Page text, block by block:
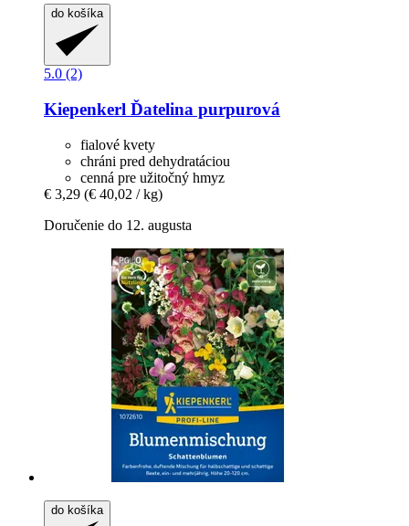
do košíka
5.0 (2)
Kiepenkerl Ďatelina purpurová
fialové kvety
chráni pred dehydratáciou
cenná pre užitočný hmyz
€ 3,29 (€ 40,02 / kg)
Doručenie do 12. augusta
do košíka